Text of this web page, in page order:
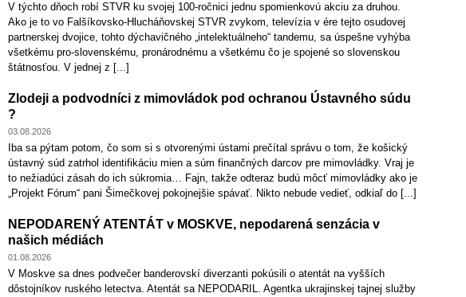
V týchto dňoch robí STVR ku svojej 100-ročnici jednu spomienkovú akciu za druhou.
Ako je to vo Falšíkovsko-Hlucháňovskej STVR zvykom, televízia v ére tejto osudovej
partnerskej dvojice, tohto dýchavičného „intelektuálneho“ tandemu, sa úspešne vyhýba
všetkému pro-slovenskému, pronárodnému a všetkému čo je spojené so slovenskou
štátnosťou. V jednej z [...]
Zlodeji a podvodníci z mimovládok pod ochranou Ústavného súdu
?
03.08.2026
Iba sa pýtam potom, čo som si s otvorenými ústami prečítal správu o tom, že košický
ústavný súd zatrhol identifikáciu mien a súm finančných darcov pre mimovládky. Vraj je
to nežiadúci zásah do ich súkromia… Fajn, takže odteraz budú môcť mimovládky ako je
„Projekt Fórum“ pani Šimečkovej pokojnejšie spávať. Nikto nebude vedieť, odkiaľ do [...]
NEPODARENÝ ATENTÁT v MOSKVE, nepodarená senzácia v
našich médiách
01.08.2026
V Moskve sa dnes podvečer banderovskí diverzanti pokúsili o atentát na vyšších
dôstojníkov ruského letectva. Atentát sa NEPODARIL. Agentka ukrajinskej tajnej služby